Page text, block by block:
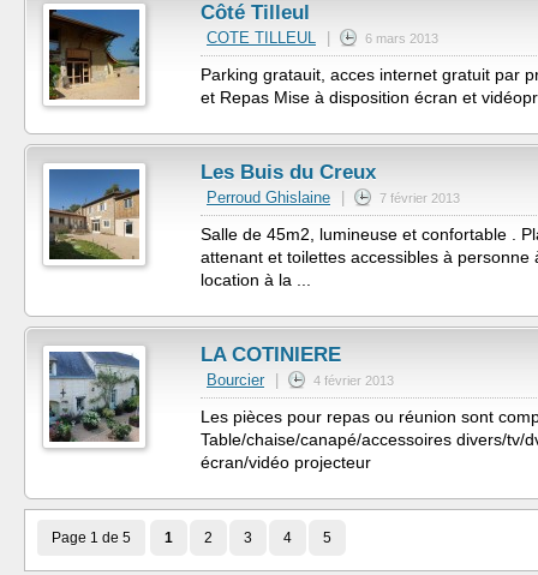
Côté Tilleul
COTE TILLEUL 6 mars 2013
Parking gratauit, acces internet gratuit par
et Repas Mise à disposition écran et
Les Buis du Creux
Perroud Ghislaine 7 février 2013
Salle de 45m2, lumineuse et confortable .
attenant et toilettes accessibles à personne
location à la ...
LA COTINIERE
Bourcier 4 février 2013
Les pièces pour repas ou réunion sont
Table/chaise/canapé/accessoires divers/tv/
écran/vidéo projecteur
Page 1 de 5 1 2 3 4 5